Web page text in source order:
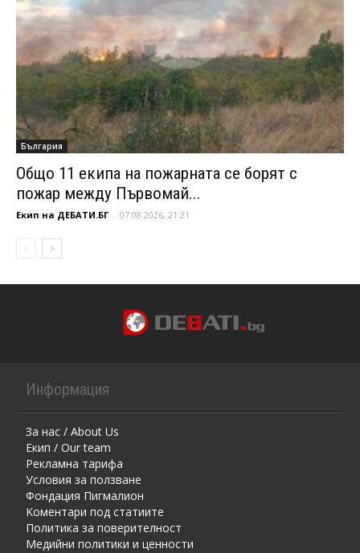
България
Общо 11 екипа на пожарната се борят с
пожар между Първомай...
Екип на ДЕБАТИ.БГ - 07.08.2026, 21:21
Информация
За нас / About Us
Екип / Our team
Рекламна тарифа
Условия за ползване
Фондация Пигмалион
Kоментaри под статиите
Политика за поверителност
Медийни политики и ценности